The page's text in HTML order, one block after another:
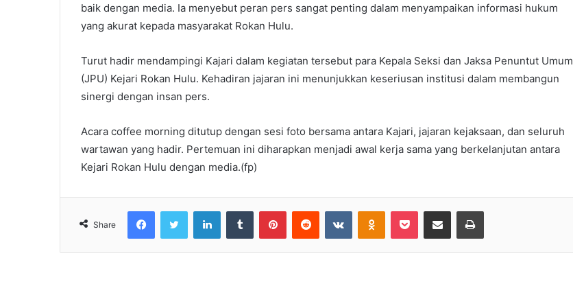
baik dengan media. Ia menyebut peran pers sangat penting dalam menyampaikan informasi hukum
yang akurat kepada masyarakat Rokan Hulu.
Turut hadir mendampingi Kajari dalam kegiatan tersebut para Kepala Seksi dan Jaksa Penuntut Umum
(JPU) Kejari Rokan Hulu. Kehadiran jajaran ini menunjukkan keseriusan institusi dalam membangun
sinergi dengan insan pers.
Acara coffee morning ditutup dengan sesi foto bersama antara Kajari, jajaran kejaksaan, dan seluruh
wartawan yang hadir. Pertemuan ini diharapkan menjadi awal kerja sama yang berkelanjutan antara
Kejari Rokan Hulu dengan media.(fp)
Share
FacebookTwitter LinkedInTumblr PinterestReddit VKontakteOdnoklassniki
Pocket Share via Email Print